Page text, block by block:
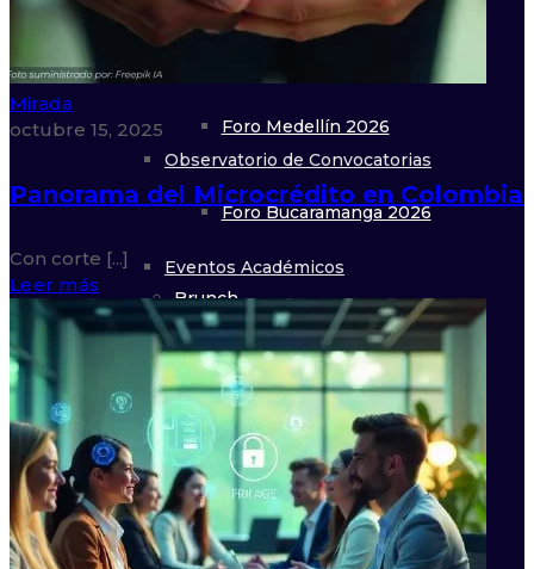
Foro Bogotá 2026
Foro Medellín 2026
Foro Bucaramanga 2026
Brunch
Cali 2026
Talk COLCOB
Galería
Cobertura Asociados
Observatorio de Convocatorias
Eventos Académicos
Congresos
Mirada
octubre 15, 2025
Panorama del Microcrédito en Colombia
Con corte [...]
Leer más